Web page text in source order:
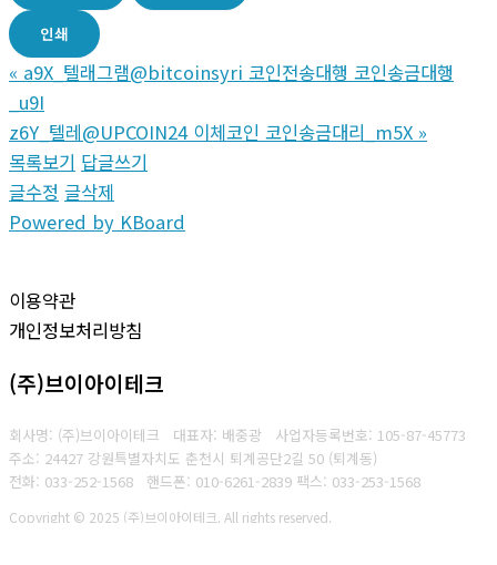
인쇄
« a9X_텔래그램@bitcoinsyri 코인전송대행 코인송금대행
_u9I
z6Y_텔레@UPCOIN24 이체코인 코인송금대리_m5X »
목록보기 답글쓰기
글수정 글삭제
Powered by KBoard
이용약관
개인정보처리방침
(주)브이아이테크
회사명: (주)브이아이테크 대표자: 배중광 사업자등록번호: 105-87-45773
주소: 24427 강원특별자치도 춘천시 퇴계공단2길 50 (퇴계동)
전화: 033-252-1568
핸드폰: 010-6261-2839 팩스: 033-253-1568
Copyright © 2025 (주)브이아이테크. All rights reserved.